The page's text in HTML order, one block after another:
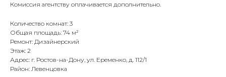
Комиссия агентству оплачивается дополнительно.
Количество комнат: 3
Общая площадь: 74 м²
Ремонт: Дизайнерский
Этаж: 2
Адрес: г. Ростов-на-Дону, ул. Еременко, д. 112/1
Район: Левенцовка